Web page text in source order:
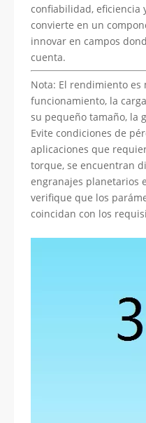
confiabilidad, eficiencia
convierte en un
innovar en campos
cuenta.
Nota: El rendimiento es
funcionamiento, la
su pequeño tamaño, la
Evite condiciones de
aplicaciones que
torque, se encuentran
engranajes planetarios
verifique que los
coincidan con los